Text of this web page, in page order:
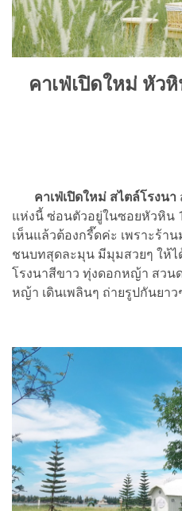
คาเฟ่เปิดใหม่ หัว
คาเฟ่เปิดใหม่ สไตล์โรงนา
แห่งนี้ ซ่อนตัวอยู่ในซอยหัวหิน
เห็นแล้วต้องกรี๊ดค่ะ เพราะร้า
ชนบทสุดละมุน มีมุมสวยๆ ให้ไ
โรงนาสีขาว ทุ่งดอกหญ้า สวน
หญ้า เดินเพลินๆ ถ่ายรูปกันยาว